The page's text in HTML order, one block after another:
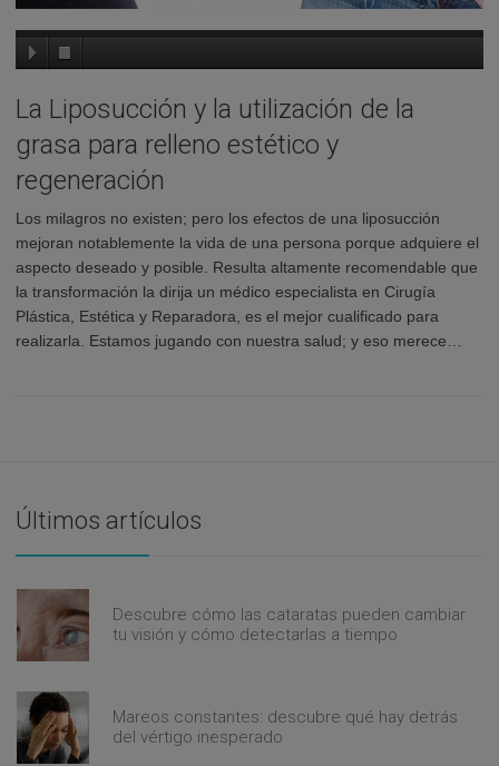
La Liposucción y la utilización de la
grasa para relleno estético y
regeneración
Los milagros no existen; pero los efectos de una liposucción
mejoran notablemente la vida de una persona porque adquiere el
aspecto deseado y posible. Resulta altamente recomendable que
la transformación la dirija un médico especialista en Cirugía
Plástica, Estética y Reparadora, es el mejor cualificado para
realizarla. Estamos jugando con nuestra salud; y eso merece…
Últimos artículos
Descubre cómo las cataratas pueden cambiar
tu visión y cómo detectarlas a tiempo
Mareos constantes: descubre qué hay detrás
del vértigo inesperado